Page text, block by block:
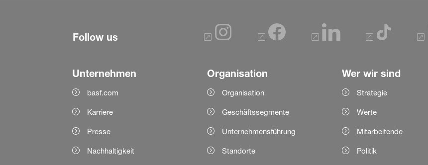
Follow us
Unternehmen
basf.com
Karriere
Presse
Nachhaltigkeit
Organisation
Organisation
Geschäftssegmente
Unternehmensführung
Standorte
Wer wir sind
Strategie
Werte
Mitarbeitende
Politik